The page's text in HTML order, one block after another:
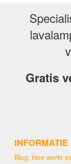
Gratis
INFORMATIE
Blog: Hoe werkt